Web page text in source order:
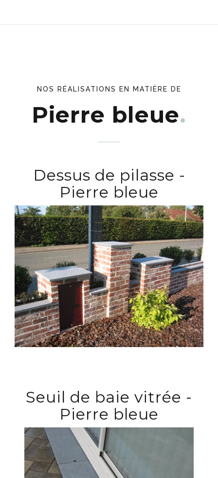
NOS RÉALISATIONS EN MATIÈRE DE
Pierre bleue
Dessus de pilasse -
Pierre bleue
Seuil de baie vitrée -
Pierre bleue